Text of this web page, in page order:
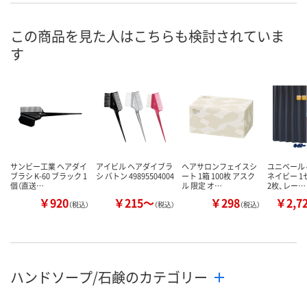
この商品を見た人はこちらも検討されていま
す
サンビー工業 ヘアダイ
ブラシ K-60 ブラック 1
個（直送…
￥920（税込）
アイビル ヘアダイブラ
シ バトン 49895504004
￥215～（税込）
ヘアサロンフェイスシ
ート 1箱 100枚 アスク
ル 限定 オ…
￥298（税込）
ユニベー
ネイビー 1
2枚、レー…
￥
ハンドソープ/石鹸のカテゴリー